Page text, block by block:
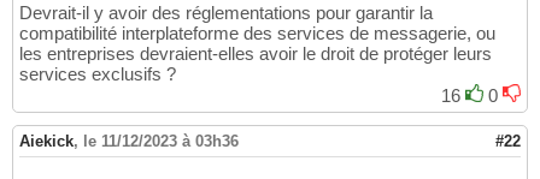
Devrait-il y avoir des réglementations pour garantir la
compatibilité interplateforme des services de messagerie, ou
les entreprises devraient-elles avoir le droit de protéger leurs
services exclusifs ?
16
0
Aiekick, le 11/12/2023 à 03h36 #22